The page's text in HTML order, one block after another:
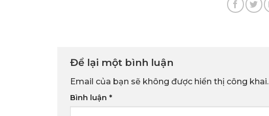
Để lại một bình luận
Email của bạn sẽ không được hiển thị công khai.
Bình luận *